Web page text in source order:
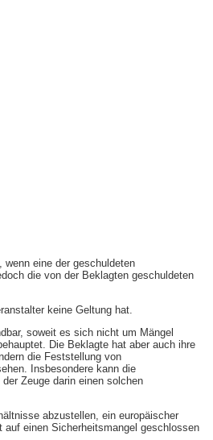
eine der geschuldeten
die von der Beklagten geschuldeten
keine Geltung hat.
soweit es sich nicht um Mängel
Die Beklagte hat aber auch ihre
die Feststellung von
Insbesondere kann die
Zeuge darin einen solchen
abzustellen, ein europäischer
einen Sicherheitsmangel geschlossen